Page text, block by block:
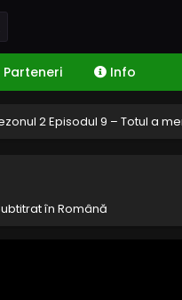
Parteneri Info
2 Episodul 9 – Totul a
în Română